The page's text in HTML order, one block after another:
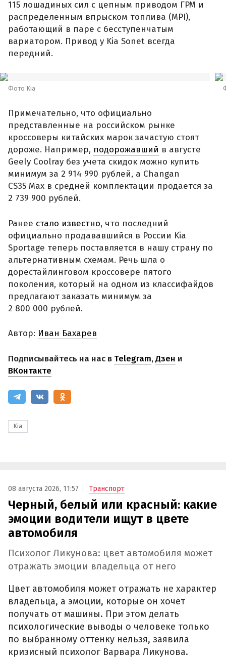
115 лошадиных сил с цепным приводом ГРМ и
распределенным впрыском топлива (MPI),
работающий в паре с бесступенчатым
вариатором. Привод у Kia Sonet всегда
передний.
Фото Kia
Примечательно, что официально
представленные на российском рынке
кроссоверы китайских марок зачастую стоят
дороже. Например, подорожавший в августе
Geely Coolray без учета скидок можно купить
минимум за 2 914 990 рублей, а Changan
CS35 Max в средней комплектации продается за
2 739 900 рублей.
Ранее стало известно, что последний
официально продававшийся в России Kia
Sportage теперь поставляется в нашу страну по
альтернативным схемам. Речь шла о
дорестайлинговом кроссовере пятого
поколения, который на одном из классифайдов
предлагают заказать минимум за
2 800 000 рублей.
Автор: Иван Бахарев
Подписывайтесь на нас в Telegram,Дзен и
ВКонтакте
Kia
08 августа 2026, 11:57 Транспорт
Черный, белый или красный: какие
эмоции водители ищут в цвете
автомобиля
Психолог Ликунова: цвет автомобиля может
отражать эмоции владельца от него
Цвет автомобиля может отражать не характер
владельца, а эмоции, которые он хочет
получать от машины. При этом делать
психологические выводы о человеке только
по выбранному оттенку нельзя, заявила
кризисный психолог Варвара Ликунова.